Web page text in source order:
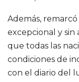
Además,
excepcional y
que todas las
condiciones de
con el diario del